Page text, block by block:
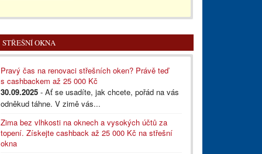
STŘEŠNÍ OKNA
Pravý čas na renovaci střešních oken? Právě teď
s cashbackem až 25 000 Kč
30.09.2025 - Ať se usadíte, jak chcete, pořád na vás
odněkud táhne. V zimě vás...
Zima bez vlhkosti na oknech a vysokých účtů za
topení. Získejte cashback až 25 000 Kč na střešní
okna